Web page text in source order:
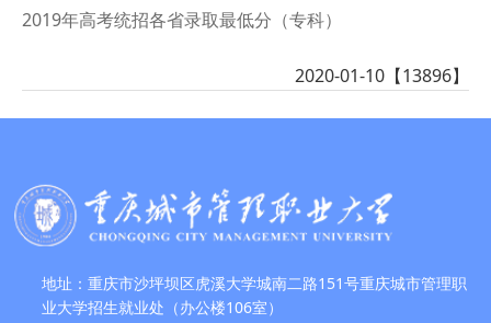
2019年高考统招各省录取最低分（专科）
2020-01-10【13896】
地址：重庆市沙坪坝区虎溪大学城南二路151号重庆城市管理职
业大学招生就业处（办公楼106室）